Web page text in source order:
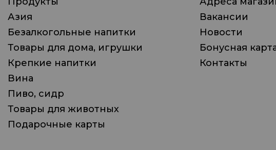
Азия
Безалкогольные напитки
Товары для дома, игрушки
Крепкие напитки
Вина
Пиво, сидр
Товары для животных
Подарочные карты
Вакансии
Новости
Бонусная
Контакты